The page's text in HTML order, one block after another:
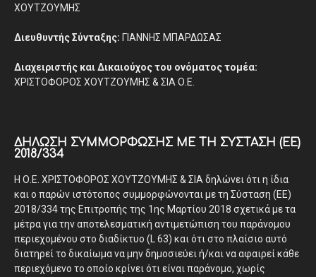
ΧΟΥΤΖΟΥΜΗΣ
Διευθυντής Σύνταξης: ΓΙΑΝΝΗΣ ΜΠΑΡΔΩΣΑΣ
Διαχειριστής και Δικαιούχος του ονόματος τομέα:
ΧΡΙΣΤΟΦΟΡΟΣ ΧΟΥΤΖΟΥΜΗΣ & ΣΙΑ Ο.Ε.
ΔΉΛΩΣΗ ΣΥΜΜΌΡΦΩΣΗΣ ΜΕ ΤΗ ΣΎΣΤΑΣΗ (ΕΕ)
2018/334
Η Ο.Ε. ΧΡΙΣΤΟΦΟΡΟΣ ΧΟΥΤΖΟΥΜΗΣ & ΣΙΑ δηλώνει ότι η ίδια
και ο παρών ιστότοπος συμμορφώνονται με τη Σύσταση (ΕΕ)
2018/334 της Επιτροπής της 1ης Μαρτίου 2018 σχετικά με τα
μέτρα για την αποτελεσματική αντιμετώπιση του παράνομου
περιεχομένου στο διαδίκτυο (L 63) και ότι στο πλαίσιο αυτό
διατηρεί το δικαίωμα να μην δημοσιεύει ή/και να αφαιρεί κάθε
περιεχόμενο το οποίο κρίνει ότι είναι παράνομο, χωρίς